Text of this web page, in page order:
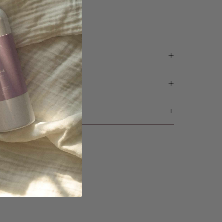
colis
les machines he et standard, parfume
AGENT ANTI-REDÉPOSITION,